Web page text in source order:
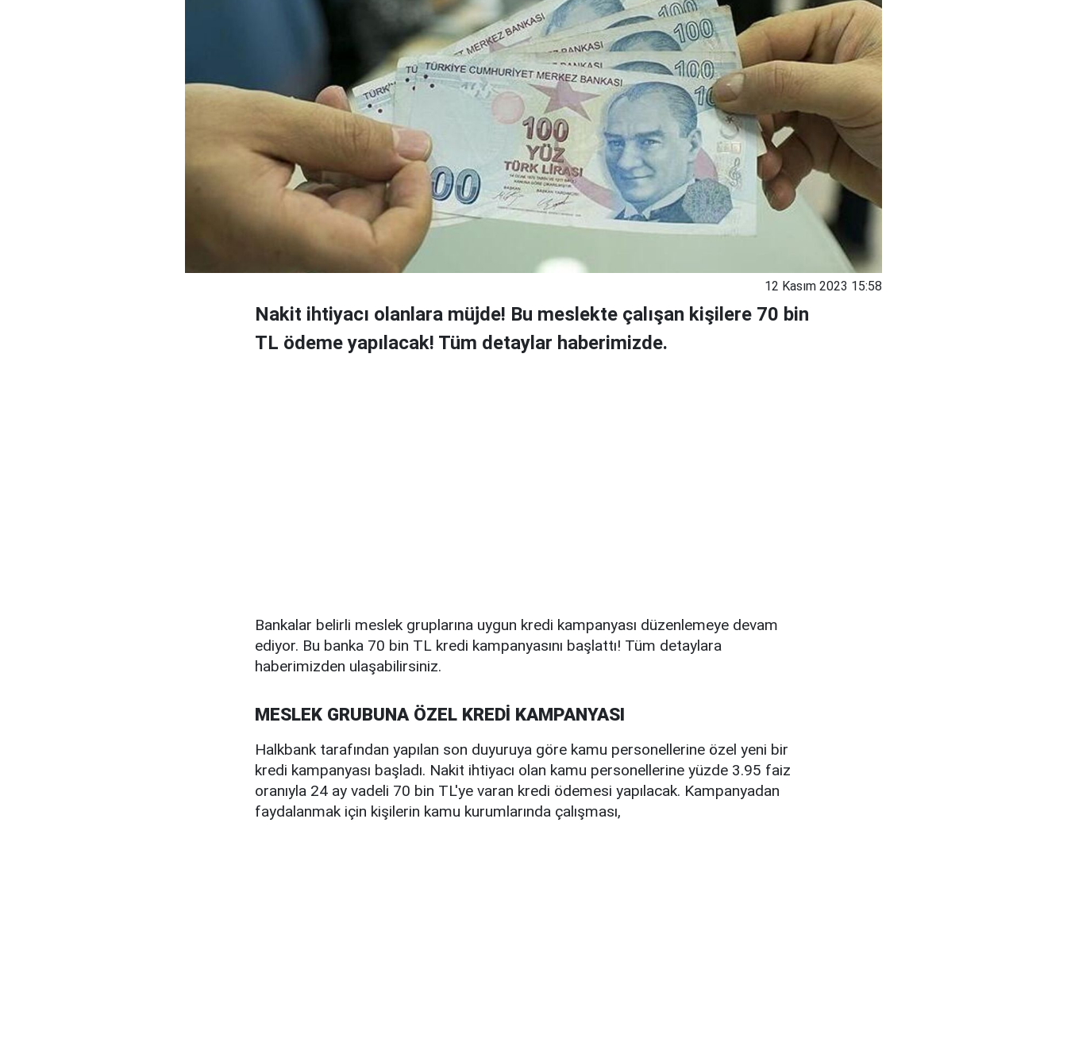
12 Kasım 2023 15:58
Nakit ihtiyacı olanlara müjde! Bu meslekte çalışan kişilere 70 bin
TL ödeme yapılacak! Tüm detaylar haberimizde.
Bankalar belirli meslek gruplarına uygun kredi kampanyası düzenlemeye devam
ediyor. Bu banka 70 bin TL kredi kampanyasını başlattı! Tüm detaylara
haberimizden ulaşabilirsiniz.
MESLEK GRUBUNA ÖZEL KREDİ KAMPANYASI
Halkbank tarafından yapılan son duyuruya göre kamu personellerine özel yeni bir
kredi kampanyası başladı. Nakit ihtiyacı olan kamu personellerine yüzde 3.95 faiz
oranıyla 24 ay vadeli 70 bin TL'ye varan kredi ödemesi yapılacak. Kampanyadan
faydalanmak için kişilerin kamu kurumlarında çalışması,